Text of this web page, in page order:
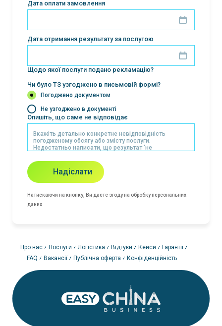
Дата оплати замовлення
Дата отримання результату за послугою
Щодо якої послуги подано рекламацію?
Чи було ТЗ узгоджено в письмовій формі?
Погоджено документом
Не узгоджено в документі
Опишіть, що саме не відповідає
Надіслати
Натискаючи на кнопку, Ви даєте згоду на обробку персональних
даних
Про нас Послуги Логістика Відгуки Кейси
Гарантії
FAQ
Вакансії Публічна оферта Конфіденційність